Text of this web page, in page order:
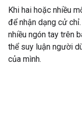
Khi hai hoặc nhiều
để nhận dạng cử
nhiều ngón tay trên
thể suy luận người
của mình.